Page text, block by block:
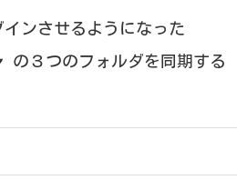
ンさせるようになった
の３つのフォルダを同期する